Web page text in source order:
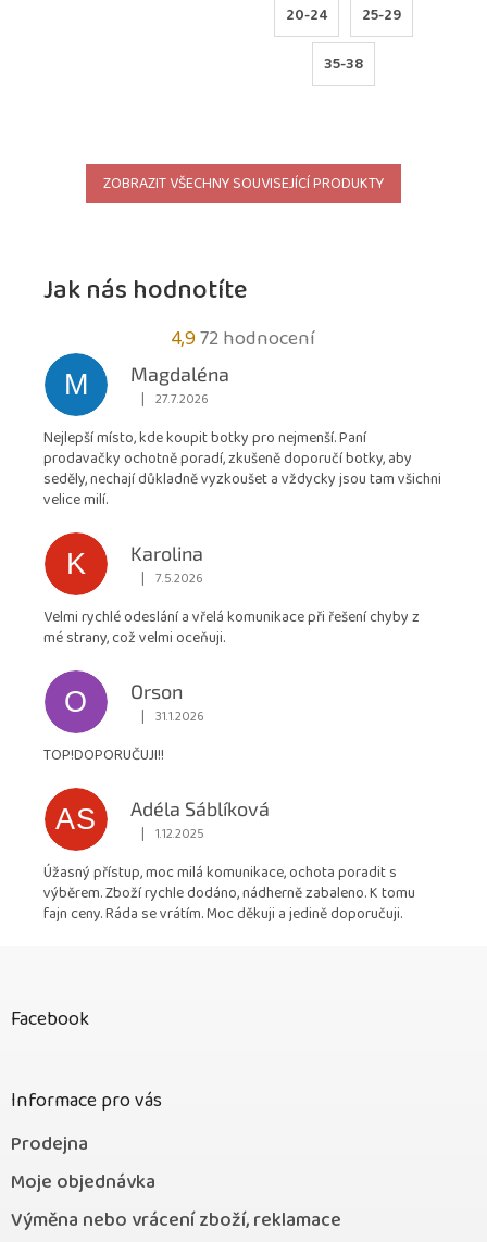
20-24 25-29
35-38
ZOBRAZIT VŠECHNY SOUVISEJÍCÍ PRODUKTY
Jak nás hodnotíte
4,9Průměrné
hodnocení
obchodu
4,9
z
72 hodnocení
M
Magdaléna
Hodnocení obchodu je 5 z 5 hvězdiček.
| 27.7.2026
Nejlepší místo, kde koupit botky pro nejmenší. Paní
prodavačky ochotně poradí, zkušeně doporučí botky, aby
seděly, nechají důkladně vyzkoušet a vždycky jsou tam všichni
velice milí.
K
Karolina
Hodnocení obchodu je 5 z 5 hvězdiček.
| 7.5.2026
Velmi rychlé odeslání a vřelá komunikace při řešení chyby z
mé strany, což velmi oceňuji.
O
Orson
Hodnocení obchodu je 5 z 5 hvězdiček.
| 31.1.2026
TOP!DOPORUČUJI!!
AS
Adéla Sáblíková
Hodnocení obchodu je 5 z 5 hvězdiček.
| 1.12.2025
Úžasný přístup, moc milá komunikace, ochota poradit s
výběrem. Zboží rychle dodáno, nádherně zabaleno. K tomu
fajn ceny. Ráda se vrátím. Moc děkuji a jedině doporučuji.
Facebook
Informace pro vás
Prodejna
Moje objednávka
Výměna nebo vrácení zboží, reklamace